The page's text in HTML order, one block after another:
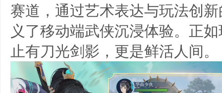
赛道，通过艺术表达与玩法创
义了移动端武侠沉浸体验。正
止有刀光剑影，更是鲜活人间。